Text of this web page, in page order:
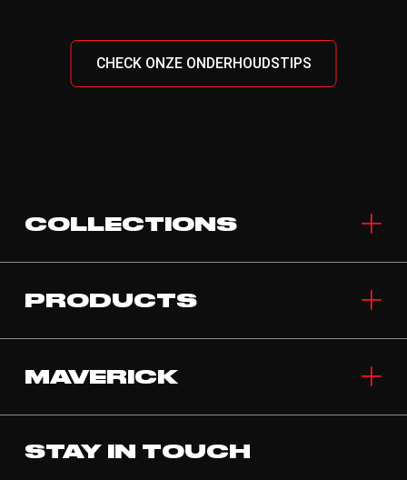
CHECK ONZE ONDERHOUDSTIPS
COLLECTIONS
PRODUCTS
MAVERICK
STAY IN TOUCH